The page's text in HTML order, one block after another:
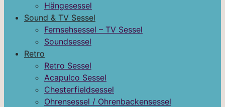
Hängesessel
Sound & TV Sessel
Fernsehsessel – TV Sessel
Soundsessel
Retro
Retro Sessel
Acapulco Sessel
Chesterfieldsessel
Ohrensessel / Ohrenbackensessel